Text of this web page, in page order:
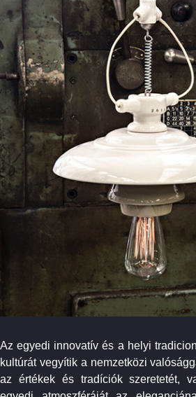
Az egyedi innovatív és a helyi
kultúrát vegyítik a nemzetközi
az értékek és tradíciók szeretetét,